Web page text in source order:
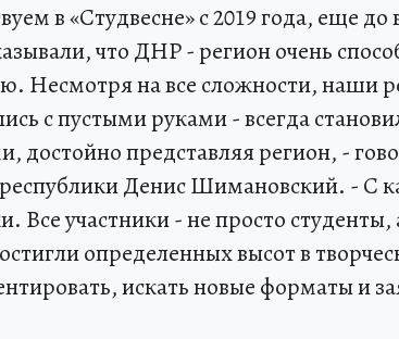
в «Студвесне» с 2019 года, еще
что ДНР - регион очень
Несмотря на все сложности, наши
с пустыми руками - всегда
достойно представляя регион, -
Денис Шимановский. - С
Все участники - не просто
определенных высот в
искать новые форматы и